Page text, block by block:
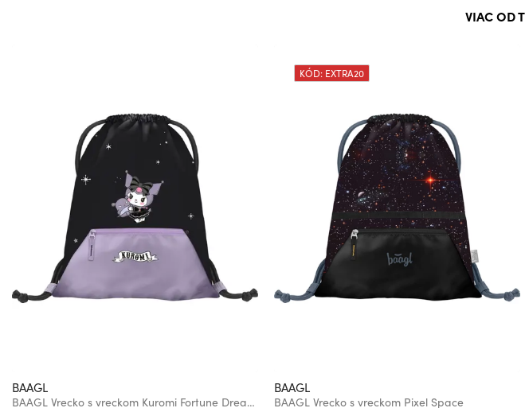
VIAC OD
BAAGL
BAAGL Vrecko s vreckom Kuromi Fortune Dream GRS
KÓD: EXTRA20
BAAGL
BAAGL Vrecko s vreckom Pixel Space